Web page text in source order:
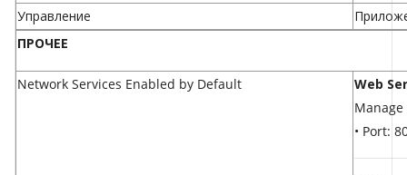
Управление
ПРОЧЕЕ
Network Services Enabled by Default
Web
Manage
• Port: